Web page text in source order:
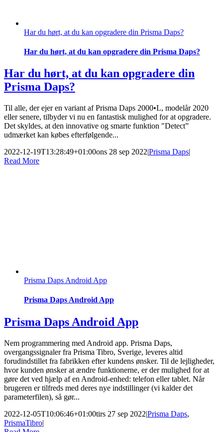
Har du hørt, at du kan opgradere din Prisma Daps?
Har du hørt, at du kan opgradere din Prisma Daps?
Har du hørt, at du kan opgradere din
Prisma Daps?
Til alle, der ejer en variant af Prisma Daps 2000•L, modelår 2020
eller senere, tilbyder vi nu en fantastisk mulighed for at opgradere.
Det skyldes, at den innovative og smarte funktion "Detect”
udmærket kan købes efterfølgende...
2022-12-19T13:28:49+01:00ons 28 sep 2022|Prisma Daps|
Read More
Prisma Daps Android App
Prisma Daps Android App
Prisma Daps Android App
Nem programmering med Android app. Prisma Daps,
overgangssignaler fra Prisma Tibro, Sverige, leveres altid
forudindstillet fra fabrikken efter kundens ønsker. Til de lejligheder,
hvor kunden ønsker at ændre funktionerne, er der mulighed for at
gøre det ved hjælp af en Android-enhed: telefon eller tablet. Når
brugeren er tilfreds med deres nye indstillinger (vi kalder det
parameterfilen), så gør...
2022-12-05T10:06:46+01:00tirs 27 sep 2022|Prisma Daps,
PrismaTibro|